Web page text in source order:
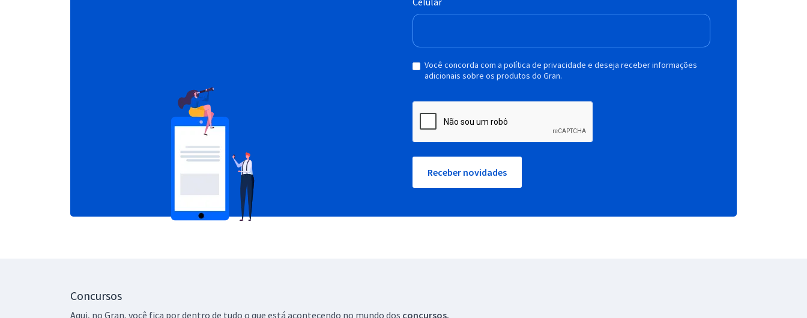
Você concorda com a política de privacidade e deseja receber informações
adicionais sobre os produtos do Gran.
Receber novidades
Concursos
Aqui, no Gran, você fica por dentro de tudo o que está acontecendo no mundo dos concursos.